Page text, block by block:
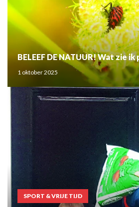
BELEEF DE NATUUR! Wat zie ik
1 oktober 2025
SPORT & VRIJE TIJD